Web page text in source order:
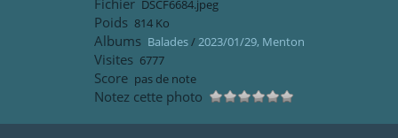
Fichier DSCF6684.jpeg
Poids 814 Ko
Albums Balades/2023/01/29, Menton
Visites 6777
Score pas de note
Notez cette photo